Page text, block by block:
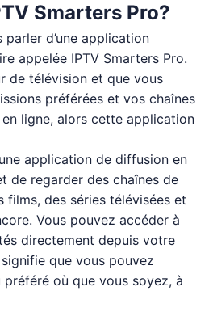
Smarters Pro?
parler d’une application
appelée IPTV Smarters Pro.
de télévision et que vous
préférées et vos chaînes
ligne, alors cette application
application de diffusion en
de regarder des chaînes de
films, des séries télévisées et
Vous pouvez accéder à
directement depuis votre
que vous pouvez
où que vous soyez, à